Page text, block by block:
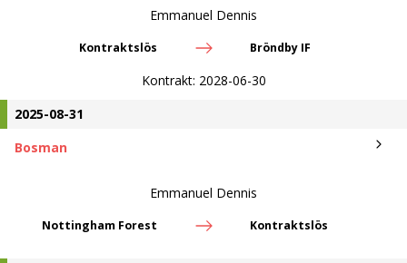
Emmanuel Dennis
Kontraktslös Bröndby IF
Kontrakt: 2028-06-30
2025-08-31
Bosman
Emmanuel Dennis
Nottingham Forest Kontraktslös